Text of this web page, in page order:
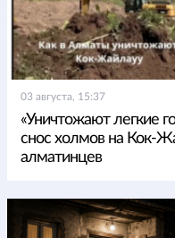
03 августа, 15:37
«Уничтожают легкие
снос холмов на Кок-
алматинцев